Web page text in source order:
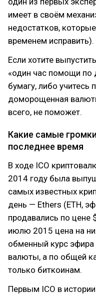
имеет в своём
недостатков,
временем исправить).
Если хотите
«один час помощи по
бумагу, либо учитесь
доморощенная
всего, не поможет.
Какие самые
последнее время
В ходе ICO
2014 году была
самых известных
день — Ethers (ETH,
продавались по цене
июлю 2015 цена на
обменный курс
валюты, а по общей
только биткоинам.
Первым ICO в